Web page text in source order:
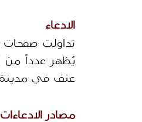
الادعاء
تداولت صفحات
عنف في مدينة
مصادر الادعاءات